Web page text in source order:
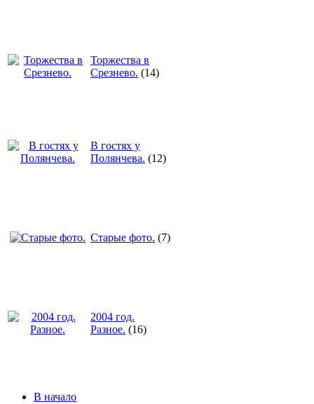
Торжества в
Срезнево. (14)
В гостях у
Полянчева. (12)
Старые фото. (7)
2004 год.
Разное. (16)
В начало